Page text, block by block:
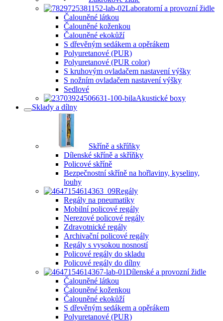
Laboratorní a provozní židle
Čalouněné látkou
Čalouněné koženkou
Čalouněné ekokůží
S dřevěným sedákem a opěrákem
Polyuretanové (PUR)
Polyuretanové (PUR color)
S kruhovým ovladačem nastavení výšky
S nožním ovladačem nastavení výšky
Sedlové
Akustické boxy
Sklady a dílny
Skříně a skříňky
Dílenské skříně a skříňky
Policové skříně
Bezpečnostní skříně na hořlaviny, kyseliny,
louhy
Regály
Regály na pneumatiky
Mobilní policové regály
Nerezové policové regály
Zdravotnické regály
Archivační policové regály
Regály s vysokou nosností
Policové regály do skladu
Policové regály do dílny
Dílenské a provozní židle
Čalouněné látkou
Čalouněné koženkou
Čalouněné ekokůží
S dřevěným sedákem a opěrákem
Polyuretanové (PUR)